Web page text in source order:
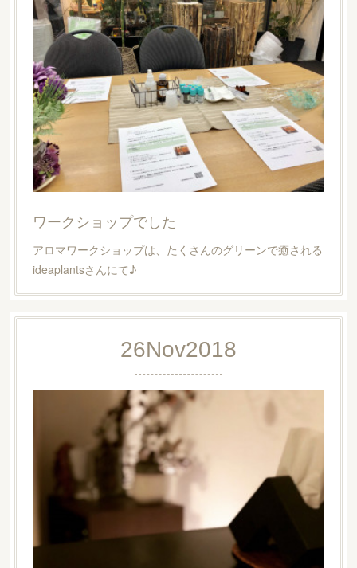
ワークショップでした
アロマワークショップは、たくさんのグリーンで癒される
ideaplantsさんにて♪
26Nov2018